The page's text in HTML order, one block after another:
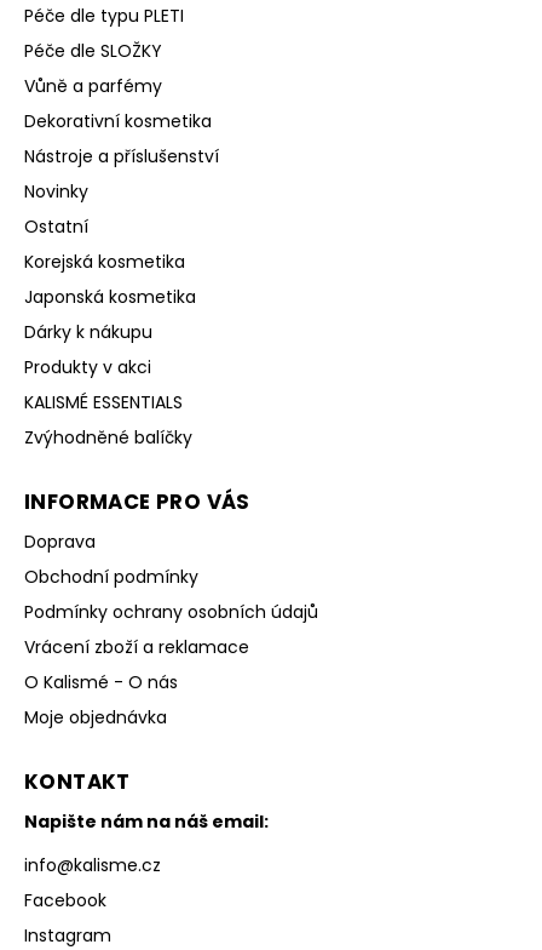
Péče dle typu PLETI
Péče dle SLOŽKY
Vůně a parfémy
Dekorativní kosmetika
Nástroje a příslušenství
Novinky
Ostatní
Korejská kosmetika
Japonská kosmetika
Dárky k nákupu
Produkty v akci
KALISMÉ ESSENTIALS
Zvýhodněné balíčky
INFORMACE PRO VÁS
Doprava
Obchodní podmínky
Podmínky ochrany osobních údajů
Vrácení zboží a reklamace
O Kalismé - O nás
Moje objednávka
KONTAKT
Napište nám na náš email:
info@kalisme.cz
Facebook
Instagram